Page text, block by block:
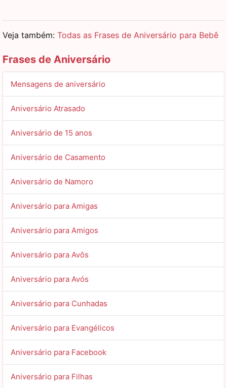
Veja também: Todas as Frases de Aniversário para Bebê
Frases de Aniversário
Mensagens de aniversário
Aniversário Atrasado
Aniversário de 15 anos
Aniversário de Casamento
Aniversário de Namoro
Aniversário para Amigas
Aniversário para Amigos
Aniversário para Avôs
Aniversário para Avós
Aniversário para Cunhadas
Aniversário para Evangélicos
Aniversário para Facebook
Aniversário para Filhas